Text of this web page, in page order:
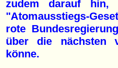
zudem darauf
"Atomausstiegs-
rote
über die nächsten
könne.